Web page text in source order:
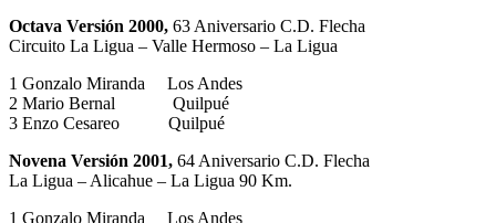
Octava Versión 2000, 63 Aniversario C.D. Flecha
Circuito La Ligua – Valle Hermoso – La Ligua
1 Gonzalo Miranda Los Andes
2 Mario Bernal Quilpué
3 Enzo Cesareo Quilpué
Novena Versión 2001, 64 Aniversario C.D. Flecha
La Ligua – Alicahue – La Ligua 90 Km.
1 Gonzalo Miranda Los Andes